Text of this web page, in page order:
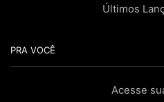
Últimos
PRA VOCÊ
Acesse